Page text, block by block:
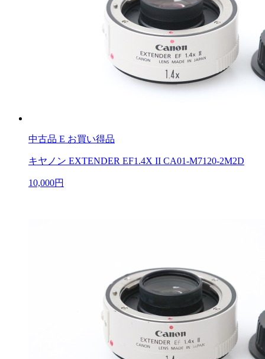
中古品 E お買い得品
キヤノン EXTENDER EF1.4X II CA01-M7120-2M2D
10,000円